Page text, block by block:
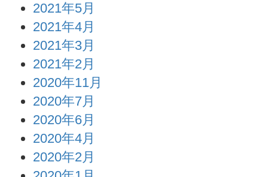
2021年5月
2021年4月
2021年3月
2021年2月
2020年11月
2020年7月
2020年6月
2020年4月
2020年2月